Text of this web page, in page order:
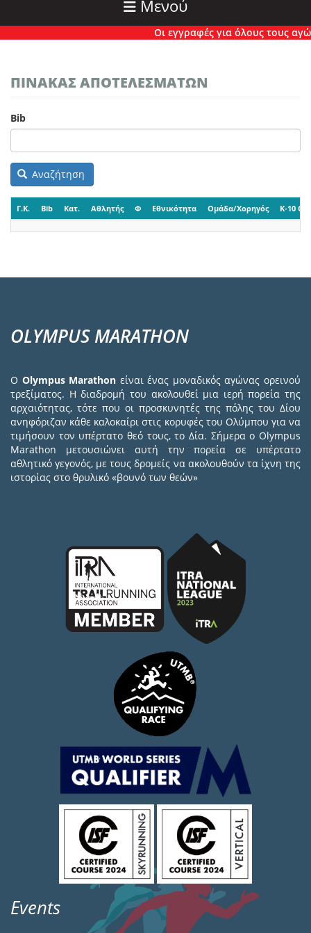
Μενού
Οι εγγραφές για όλους τους
ΠΙΝΑΚΑΣ ΑΠΟΤΕΛΕΣΜΑΤΩΝ
Bib
Αναζήτηση
Γ.Κ. Bib Κατ. Αθλητής Φ Εθνικότητα Ομάδα/Χορηγός K-10
OLYMPUS MARATHON
Ο Olympus Marathon είναι ένας μοναδικός αγώνας ορεινού
τρεξίματος. Η διαδρομή του ακολουθεί μια ιερή πορεία της
αρχαιότητας, τότε που οι προσκυνητές της πόλης του Δίου
ανηφόριζαν κάθε καλοκαίρι στις κορυφές του Ολύμπου για να
τιμήσουν τον υπέρτατο θεό τους, το Δία. Σήμερα ο Olympus
Marathon μετουσιώνει αυτή την πορεία σε υπέρτατο
αθλητικό γεγονός, με τους δρομείς να ακολουθούν τα ίχνη της
ιστορίας στο θρυλικό «βουνό των θεών»
Events